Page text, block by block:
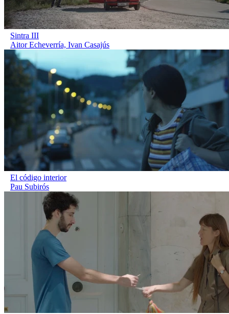
Sintra III
Aitor Echeverría, Ivan Casajús
El código interior
Pau Subirós